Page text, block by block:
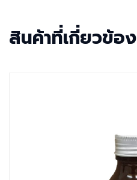
สินค้าที่เกี่ยวข้อง